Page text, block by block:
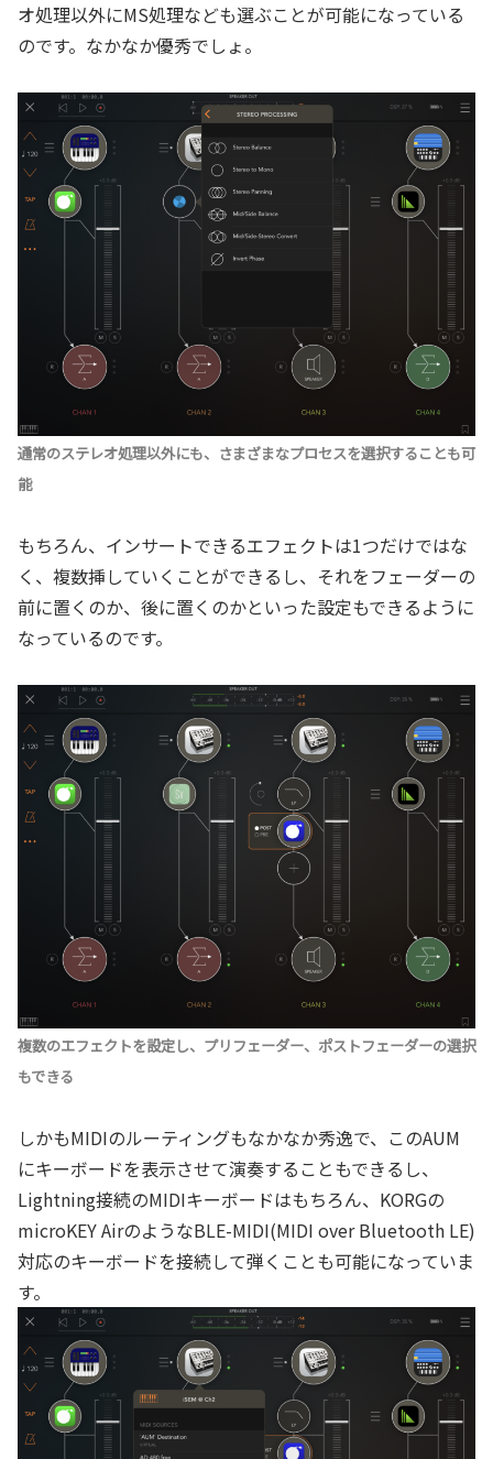
オ処理以外にMS処理なども選ぶことが可能になっている
のです。なかなか優秀でしょ。
通常のステレオ処理以外にも、さまざまなプロセスを選択することも可
能
もちろん、インサートできるエフェクトは1つだけではな
く、複数挿していくことができるし、それをフェーダーの
前に置くのか、後に置くのかといった設定もできるように
なっているのです。
複数のエフェクトを設定し、プリフェーダー、ポストフェーダーの選択
もできる
しかもMIDIのルーティングもなかなか秀逸で、このAUM
にキーボードを表示させて演奏することもできるし、
Lightning接続のMIDIキーボードはもちろん、KORGの
microKEY AirのようなBLE-MIDI(MIDI over Bluetooth LE)
対応のキーボードを接続して弾くことも可能になっていま
す。